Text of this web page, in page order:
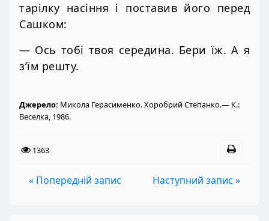
тарілку насіння і поставив його перед
Сашком:
— Ось тобі твоя середина. Бери їж. А я
з’їм решту.
Джерело: Микола Герасименко. Хоробрий Степанко.— К.:
Веселка, 1986.
1363
« Попередній запис Наступний запис »